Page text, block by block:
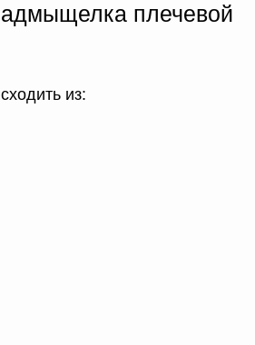
плечевой
из: